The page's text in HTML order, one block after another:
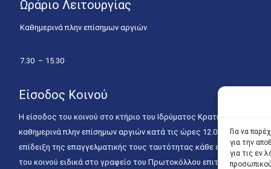
Για να
για την
για τις εν
Ωράριο Λειτουργίας
Καθημερινά πλην επίσημων αργιών
7.30 – 15.30
Είσοδος Κοινού
Η είσοδος του κοινού στο κτήριο του Ιδρύματος Κρατικών
καθημερινά πλην επίσημων αργιών κατά τις ώρες 12.00 – 15.00. Η
επίδειξη της επαγγελματικής τους ταυτότητας κάθε εργάσιμη
του κοινού ειδικά στο γραφείο του Πρωτοκόλλου επιτρέπεται